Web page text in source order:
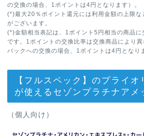
の交換の場合、1ポイントは4円となります）。
(*)最大20％ポイント還元には利用金額の上限な
がございます。
(*)金額相当表記は、1ポイント5円相当の商品に
です。1ポイントの交換比率は交換商品により
バックへの交換の場合、1ポイントは4円となり
【フルスペック】のプライオ
が使えるセゾンプラチナアメ
（個人向け）